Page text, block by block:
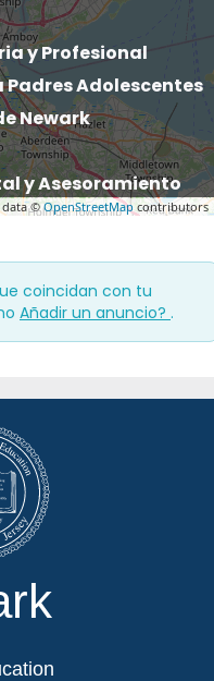
data ©OpenStreetMap contributors
y Profesional
Padres Adolescentes
Newark
y Asesoramiento
Necesidades
coincidan con tu
Añadir un anuncio? .